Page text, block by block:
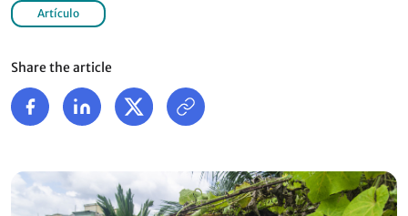
Artículo
Share the article